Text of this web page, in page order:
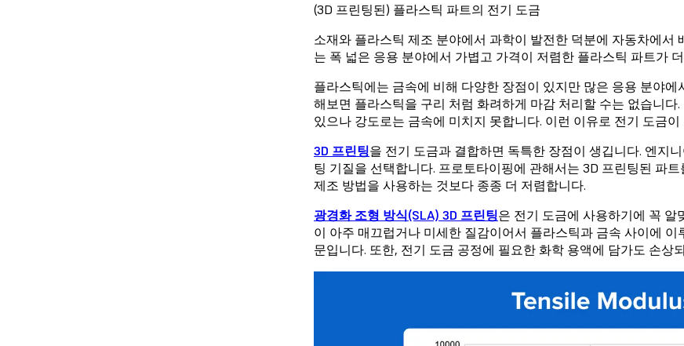
(3D 프린팅된) 플라스틱 파트의 전기 도금
소재와 플라스틱 제조 분야에서 과학이 발전한 덕분에 자동차에서
는 폭 넓은 응용 분야에서 가볍고 가격이 저렴한 플라스틱 파트가
플라스틱에는 금속에 비해 다양한 장점이 있지만 많은 응용 분야
해보면 플라스틱을 구리 처럼 화려하게 마감 처리할 수는 없습니다
있으나 강도로는 금속에 미치지 못합니다. 이런 이유로 전기 도금이
3D 프린팅을 전기 도금과 결합하면 독특한 장점이 생깁니다. 엔지
팅 기질을 선택합니다. 프로토타이핑에 관해서는 3D 프린팅된 파
제조 방법을 사용하는 것보다 종종 더 저렴합니다.
광경화 조형 방식(SLA) 3D 프린팅은 전기 도금에 사용하기에 꼭 알
이 아주 매끄럽거나 미세한 질감이어서 플라스틱과 금속 사이에
문입니다. 또한, 전기 도금 공정에 필요한 화학 용액에 담가도 손상